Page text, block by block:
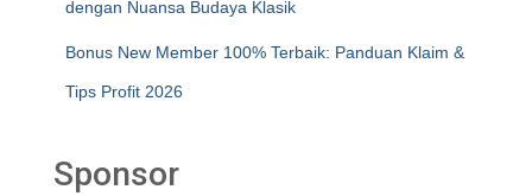
dengan Nuansa Budaya Klasik
Bonus New Member 100% Terbaik: Panduan Klaim &
Tips Profit 2026
Sponsor